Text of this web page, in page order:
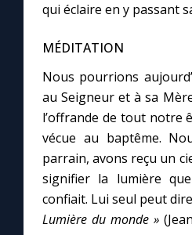
qui éclaire en y passant
MÉDITATION
Nous pourrions
au Seigneur et à sa
l’offrande de tout notre
vécue au baptême.
parrain, avons reçu un
signifier la lumière
confiait. Lui seul peut
Lumière du monde »